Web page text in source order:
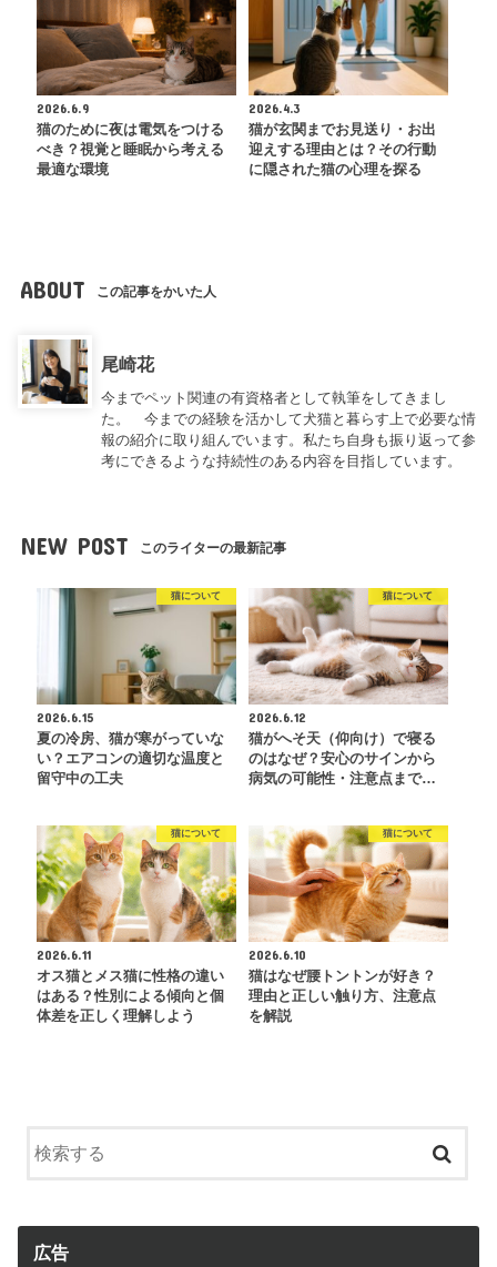
2026.6.9
猫のために夜は電気をつける
べき？視覚と睡眠から考える
最適な環境
2026.4.3
猫が玄関までお見送り・お出
迎えする理由とは？その行動
に隠された猫の心理を探る
ABOUT この記事をかいた人
尾崎花
今までペット関連の有資格者として執筆をしてきまし
た。 今までの経験を活かして犬猫と暮らす上で必要な情
報の紹介に取り組んでいます。私たち自身も振り返って参
考にできるような持続性のある内容を目指しています。
NEW POST このライターの最新記事
猫について
2026.6.15
夏の冷房、猫が寒がっていな
い？エアコンの適切な温度と
留守中の工夫
猫について
2026.6.12
猫がへそ天（仰向け）で寝る
のはなぜ？安心のサインから
病気の可能性・注意点まで…
猫について
2026.6.11
オス猫とメス猫に性格の違い
はある？性別による傾向と個
体差を正しく理解しよう
猫について
2026.6.10
猫はなぜ腰トントンが好き？
理由と正しい触り方、注意点
を解説
広告